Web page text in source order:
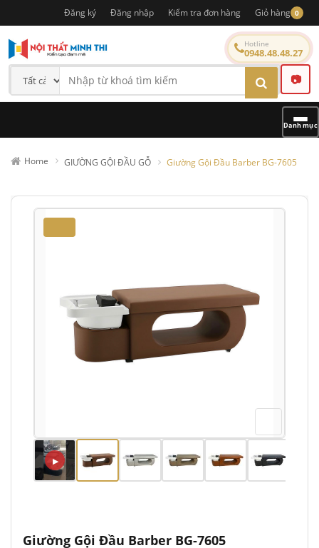
Đăng ký Đăng nhập Kiểm tra đơn hàng Giỏ hàng 0
📷
Hotline
0948.48.48.27
Danh mục
Home GIƯỜNG GỘI ĐẦU GỖ Giường Gội Đầu Barber BG-7605
▶
Giường Gội Đầu Barber BG-7605